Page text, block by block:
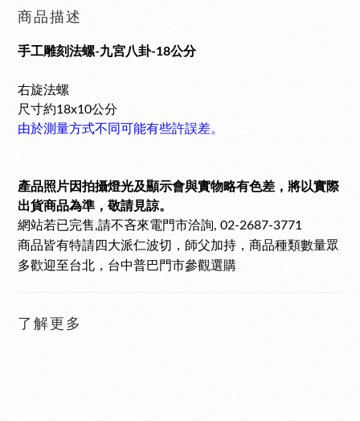
商品描述
手工雕刻法螺-九宮八卦-18公分
右旋法螺
尺寸約18x10公分
由於測量方式不同可能有些許誤差。
產品照片因拍攝燈光及顯示會與實物略有色差，將以實際
出貨商品為準，敬請見諒。
網站若已完售,請不吝來電門市洽詢, 02-2687-3771
商品皆有特請四大派仁波切，師父加持，商品種類數量眾
多歡迎至台北，台中普巴門市參觀選購
了解更多